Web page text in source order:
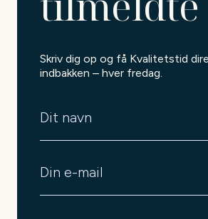
Skriv dig op og få Kvalitetstid
indbakken – hver fredag.